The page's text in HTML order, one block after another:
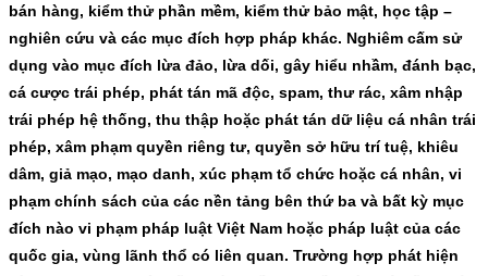
bán hàng, kiểm thử phần mềm, kiểm thử bảo mật, học tập –
nghiên cứu và các mục đích hợp pháp khác. Nghiêm cấm sử
dụng vào mục đích lừa đảo, lừa dối, gây hiểu nhầm, đánh bạc,
cá cược trái phép, phát tán mã độc, spam, thư rác, xâm nhập
trái phép hệ thống, thu thập hoặc phát tán dữ liệu cá nhân trái
phép, xâm phạm quyền riêng tư, quyền sở hữu trí tuệ, khiêu
dâm, giả mạo, mạo danh, xúc phạm tổ chức hoặc cá nhân, vi
phạm chính sách của các nền tảng bên thứ ba và bất kỳ mục
đích nào vi phạm pháp luật Việt Nam hoặc pháp luật của các
quốc gia, vùng lãnh thổ có liên quan. Trường hợp phát hiện